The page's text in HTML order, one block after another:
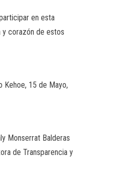
en esta
y corazón de estos
Kehoe, 15 de Mayo,
Monserrat Balderas
de Transparencia y